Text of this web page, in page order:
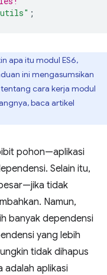
;
apa itu modul ES6,
ini mengasumsikan
cara kerja modul
baca artikel
pohon—aplikasi
Selain itu,
tidak
Namun,
banyak dependensi
yang lebih
tidak dihapus
adalah aplikasi